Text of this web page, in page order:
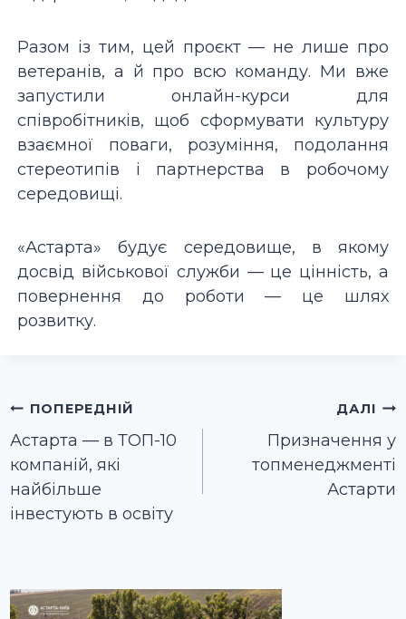
Разом із тим, цей проєкт — не лише про
ветеранів, а й про всю команду. Ми вже
запустили онлайн-курси для
співробітників, щоб сформувати культуру
взаємної поваги, розуміння, подолання
стереотипів і партнерства в робочому
середовищі.
«Астарта» будує середовище, в якому
досвід військової служби — це цінність, а
повернення до роботи — це шлях
розвитку.
Навігація
записів
ПОПЕРЕДНІЙ
Астарта — в ТОП-10
компаній, які
найбільше
інвестують в освіту
ДАЛІ
Призначення у
топменеджменті
Астарти